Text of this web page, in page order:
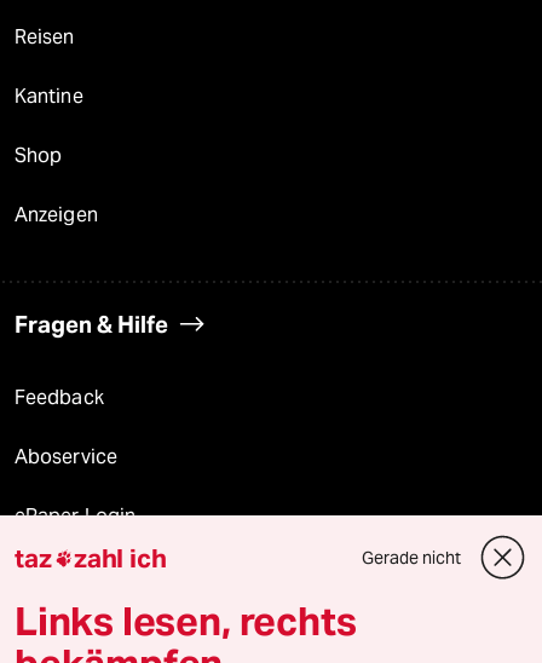
Reisen
Kantine
Shop
Anzeigen
Fragen & Hilfe
Feedback
Aboservice
ePaper Login
Downloads für Abonnierende
taz zahl ich Gerade nicht
Links lesen, rechts